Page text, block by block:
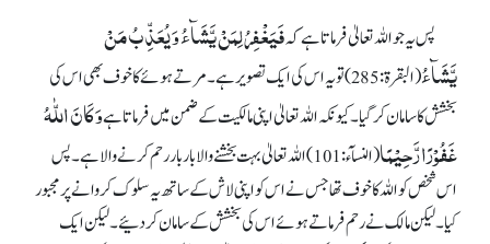
پس یہ جو اللہ تعالیٰ فرماتا ہے کہفَیَغْفِرُ لِمَنْ یَّشَآءُ وَ یُعَذِّبُ مَنْ
یَّشَآءُ
(البقرۃ:285) تو یہ اس کی ایک تصویر ہے۔ مرتے ہوئے کاخوف بھی اس کی
بخشش کا سامان کر گیا۔ کیونکہ اللہ تعالیٰ اپنی مالکیت کے ضمن میں فرماتا ہےوَکَانَ اللّٰہُ
غَفُوْرًا رَّحِیْمًا
(النسآء:101) اللہ تعالیٰ بہت بخشنے والا بار بار رحم کرنے والا ہے۔ پس
اس شخص کو اللہ کا خوف تھا جس نے اس کو اپنی لاش کے ساتھ یہ سلوک کروانے پر مجبور
کیا۔ لیکن مالک نے رحم فرماتے ہوئے اس کی بخشش کے سامان کر دئیے۔ لیکن ایک